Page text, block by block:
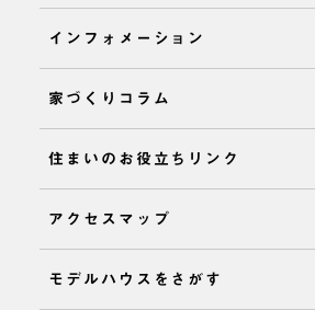
インフォメーション
家づくりコラム
住まいのお役立ちリンク
アクセスマップ
モデルハウスをさがす